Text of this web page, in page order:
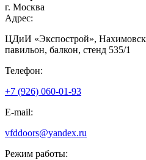
г. Москва
Адрес:
ЦДиИ «Экспострой»,
павильон, балкон, стенд 535/1
Телефон:
+7 (926) 060-01-93
E-mail:
vfddoors@yandex.ru
Режим работы: